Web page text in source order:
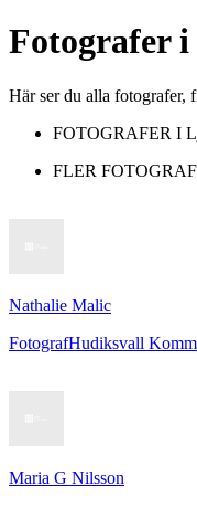
Fotograferi
Här ser du alla fotografer,
FOTOGRAFER I
FLER
Nathalie Malic
FotografHudiksvall
Maria G Nilsson